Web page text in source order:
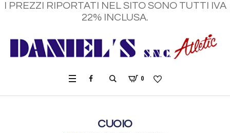
I PREZZI RIPORTATI NEL SITO SONO TUTTI IVA
22% INCLUSA.
0
CUOIO